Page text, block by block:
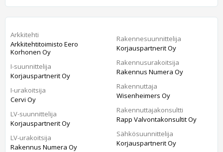
Arkkitehti
Arkkitehtitoimisto Eero
Korhonen Oy
I-suunnittelija
Korjauspartnerit Oy
I-urakoitsija
Cervi Oy
LV-suunnittelija
Korjauspartnerit Oy
LV-urakoitsija
Rakennus Numera Oy
Rakennesuunnittelija
Korjauspartnerit Oy
Rakennusurakoitsija
Rakennus Numera Oy
Rakennuttaja
Wisenheimers Oy
Rakennuttajakonsultti
Rapp Valvontakonsultit Oy
Sähkösuunnittelija
Korjauspartnerit Oy